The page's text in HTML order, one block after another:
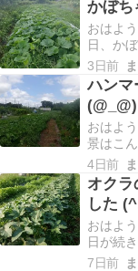
楽しい
して、
トマト
を収獲
は、１
かぼち
おはよ
日、か
す！！
日経過
のジョ
ツ、そ
様子は
覆いか
迫って
3日前
ハンマ
(@_@)
おはよ
景はこ
す (^.^)
イフを
た様子
ナイフ
お借り
は、草
プの高
4日前
オクラ
した
おはよ
日が続
の朝夕
7日前